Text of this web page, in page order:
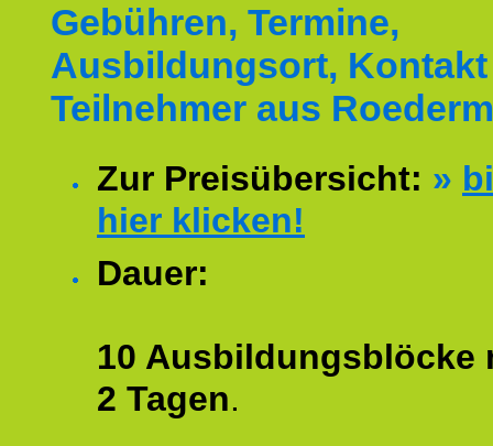
Gebühren, Termine,
Ausbildungsort,
Teilnehmer aus
Zur Preisübersicht: »
hier klicken!
Dauer:
10 Ausbildungsblöcke
2 Tagen.